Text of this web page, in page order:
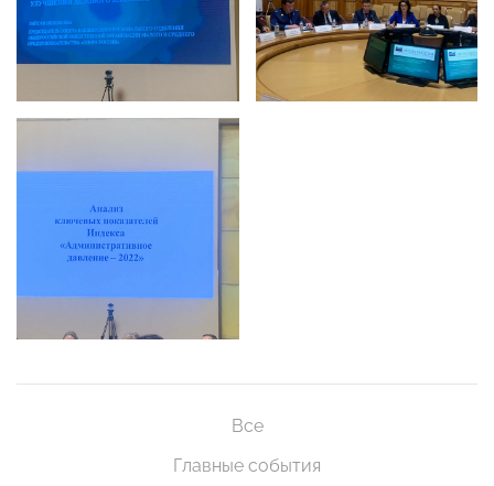
Все
Главные события